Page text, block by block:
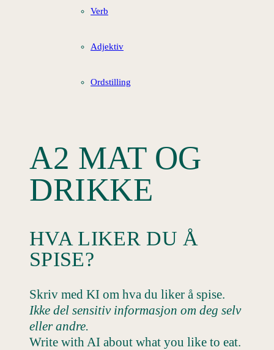
Verb
Adjektiv
Ordstilling
A2 MAT OG
DRIKKE
HVA LIKER DU Å
SPISE?
Skriv med KI om hva du liker å spise.
Ikke del sensitiv informasjon om deg selv
eller andre.
Write with AI about what you like to eat.